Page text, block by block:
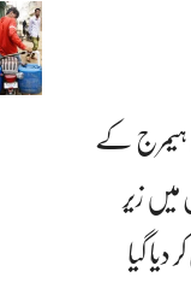
برس کی عمر میں برین ہیمرج کے
زیر
گیا